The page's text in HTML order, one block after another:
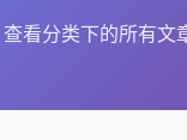
查看分类下的所有文